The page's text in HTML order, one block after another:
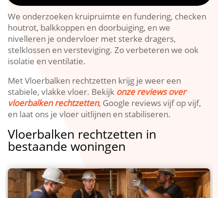
We onderzoeken kruipruimte en fundering, checken
houtrot, balkkoppen en doorbuiging, en we
nivelleren je ondervloer met sterke dragers,
stelklossen en versteviging.​ Zo verbeteren we ook
isolatie en ventilatie.​
Met Vloerbalken rechtzetten krijg je weer een
stabiele, vlakke vloer.​ Bekijk onze reviews over
vloerbalken rechtzetten, Google reviews vijf op vijf,
en laat ons je vloer uitlijnen en stabiliseren.​
Vloerbalken rechtzetten in
bestaande woningen